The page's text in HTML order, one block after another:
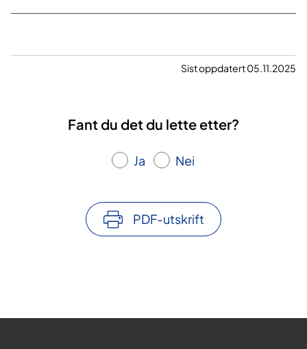
Sist oppdatert 05.11.2025
Fant du det du lette etter?
Ja Nei
PDF-utskrift